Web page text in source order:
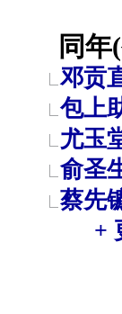
同年(
邓贡
包上
尤玉
俞圣
蔡先
+